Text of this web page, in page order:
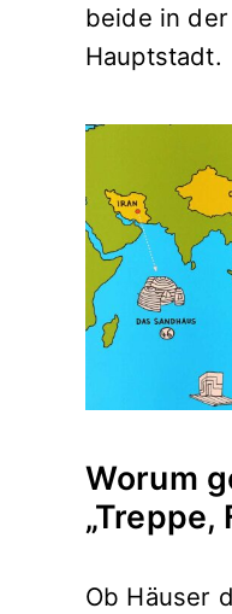
beide in
Hauptstadt.
Worum
„Treppe,
Ob Häuser